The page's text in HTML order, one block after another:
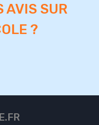
AVIS SUR
?